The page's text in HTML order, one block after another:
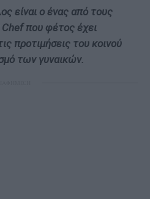
είναι ο ένας από τους
που φέτος έχει
προτιμήσεις του κοινού
των γυναικών.